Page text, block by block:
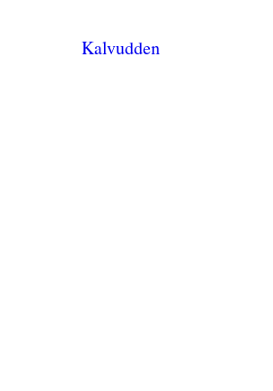
Kalvudden